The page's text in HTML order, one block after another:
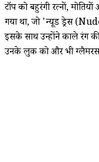
टॉप को बहुरंगी रत्नों,
गया था, जो 'न्यूड ड्रेस
इसके साथ उन्होंने काले रंग
उनके लुक को और भी ग्लैमरस